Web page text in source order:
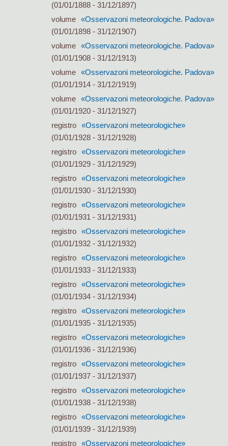
(01/01/1888 - 31/12/1897)
volume «Osservazoni meteorologiche. Padova»
(01/01/1898 - 31/12/1907)
volume «Osservazoni meteorologiche. Padova»
(01/01/1908 - 31/12/1913)
volume «Osservazoni meteorologiche. Padova»
(01/01/1914 - 31/12/1919)
volume «Osservazoni meteorologiche. Padova»
(01/01/1920 - 31/12/1927)
registro «Osservazoni meteorologiche»
(01/01/1928 - 31/12/1928)
registro «Osservazoni meteorologiche»
(01/01/1929 - 31/12/1929)
registro «Osservazoni meteorologiche»
(01/01/1930 - 31/12/1930)
registro «Osservazoni meteorologiche»
(01/01/1931 - 31/12/1931)
registro «Osservazoni meteorologiche»
(01/01/1932 - 31/12/1932)
registro «Osservazoni meteorologiche»
(01/01/1933 - 31/12/1933)
registro «Osservazoni meteorologiche»
(01/01/1934 - 31/12/1934)
registro «Osservazoni meteorologiche»
(01/01/1935 - 31/12/1935)
registro «Osservazoni meteorologiche»
(01/01/1936 - 31/12/1936)
registro «Osservazoni meteorologiche»
(01/01/1937 - 31/12/1937)
registro «Osservazoni meteorologiche»
(01/01/1938 - 31/12/1938)
registro «Osservazoni meteorologiche»
(01/01/1939 - 31/12/1939)
registro «Osservazoni meteorologiche»